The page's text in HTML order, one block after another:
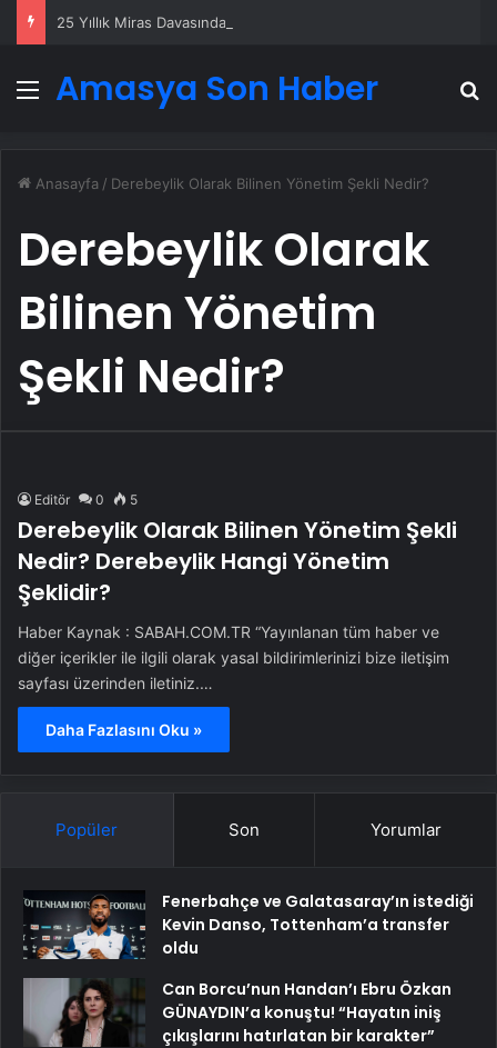
Menü
Amasya Son Haber
Anasayfa / Derebeylik Olarak Bilinen Yönetim Şekli Nedir?
Derebeylik Olarak
Bilinen Yönetim
Şekli Nedir?
Editör 0 5
Derebeylik Olarak Bilinen Yönetim Şekli
Nedir? Derebeylik Hangi Yönetim
Şeklidir?
Haber Kaynak : SABAH.COM.TR “Yayınlanan tüm haber ve
diğer içerikler ile ilgili olarak yasal bildirimlerinizi bize iletişim
sayfası üzerinden iletiniz.…
Daha Fazlasını Oku »
Popüler Son Yorumlar
Fenerbahçe ve Galatasaray’ın istediği
Kevin Danso, Tottenham’a transfer
oldu
Can Borcu’nun Handan’ı Ebru Özkan
GÜNAYDIN’a konuştu! “Hayatın iniş
çıkışlarını hatırlatan bir karakter”